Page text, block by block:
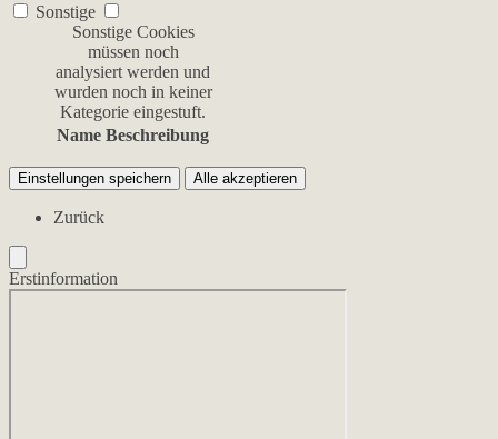
Sonstige
Sonstige Cookies
müssen noch
analysiert werden und
wurden noch in keiner
Kategorie eingestuft.
Name Beschreibung
Einstellungen speichern Alle akzeptieren
Zurück
Erstinformation